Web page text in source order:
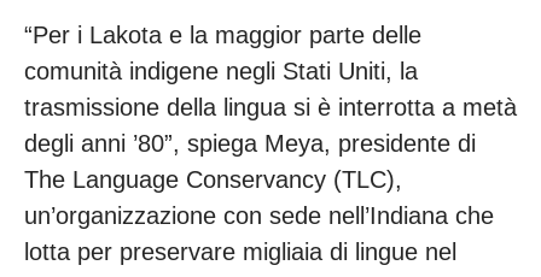
“Per i Lakota e la maggior parte delle
comunità indigene negli Stati Uniti, la
trasmissione della lingua si è interrotta a metà
degli anni ’80”, spiega Meya, presidente di
The Language Conservancy (TLC),
un’organizzazione con sede nell’Indiana che
lotta per preservare migliaia di lingue nel